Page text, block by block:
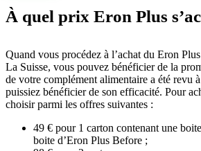
À quel prix Eron Plus
Quand vous procédez à l’achat du Eron
La Suisse, vous pouvez bénéficier de la
de votre complément alimentaire a été revu
puissiez bénéficier de son efficacité. Pour
choisir parmi les offres suivantes :
49 € pour 1 carton contenant une
boite d’Eron Plus Before ;